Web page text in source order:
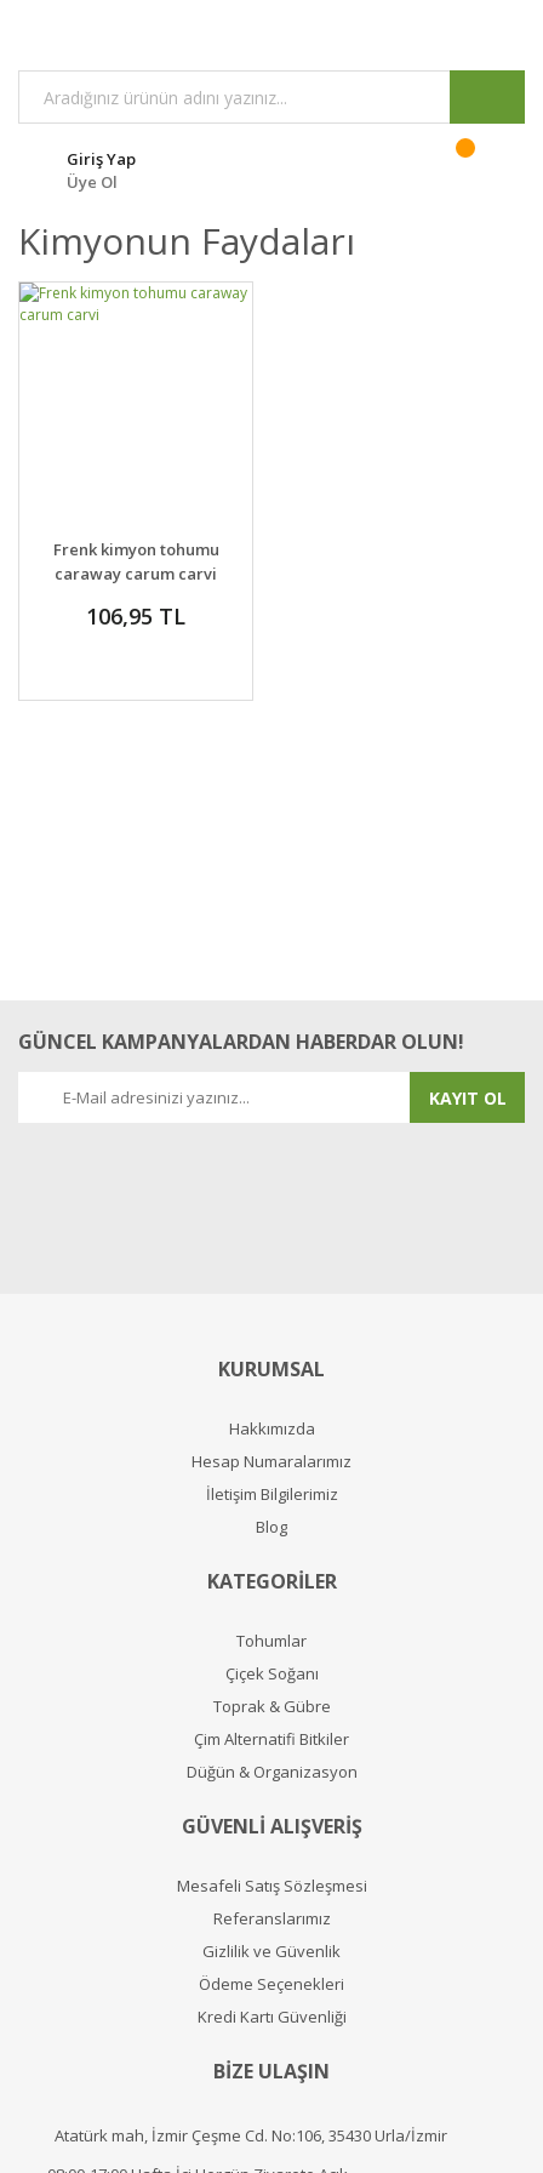
Giriş Yap
Üye Ol
Kimyonun Faydaları
DETAYLAR SEPETE EKLE
Frenk kimyon tohumu
caraway carum carvi
106,95 TL
GÜNCEL KAMPANYALARDAN HABERDAR OLUN!
KAYIT OL
KURUMSAL
Hakkımızda
Hesap Numaralarımız
İletişim Bilgilerimiz
Blog
KATEGORİLER
Tohumlar
Çiçek Soğanı
Toprak & Gübre
Çim Alternatifi Bitkiler
Düğün & Organizasyon
GÜVENLİ ALIŞVERİŞ
Mesafeli Satış Sözleşmesi
Referanslarımız
Gizlilik ve Güvenlik
Ödeme Seçenekleri
Kredi Kartı Güvenliği
BİZE ULAŞIN
Atatürk mah, İzmir Çeşme Cd. No:106, 35430 Urla/İzmir